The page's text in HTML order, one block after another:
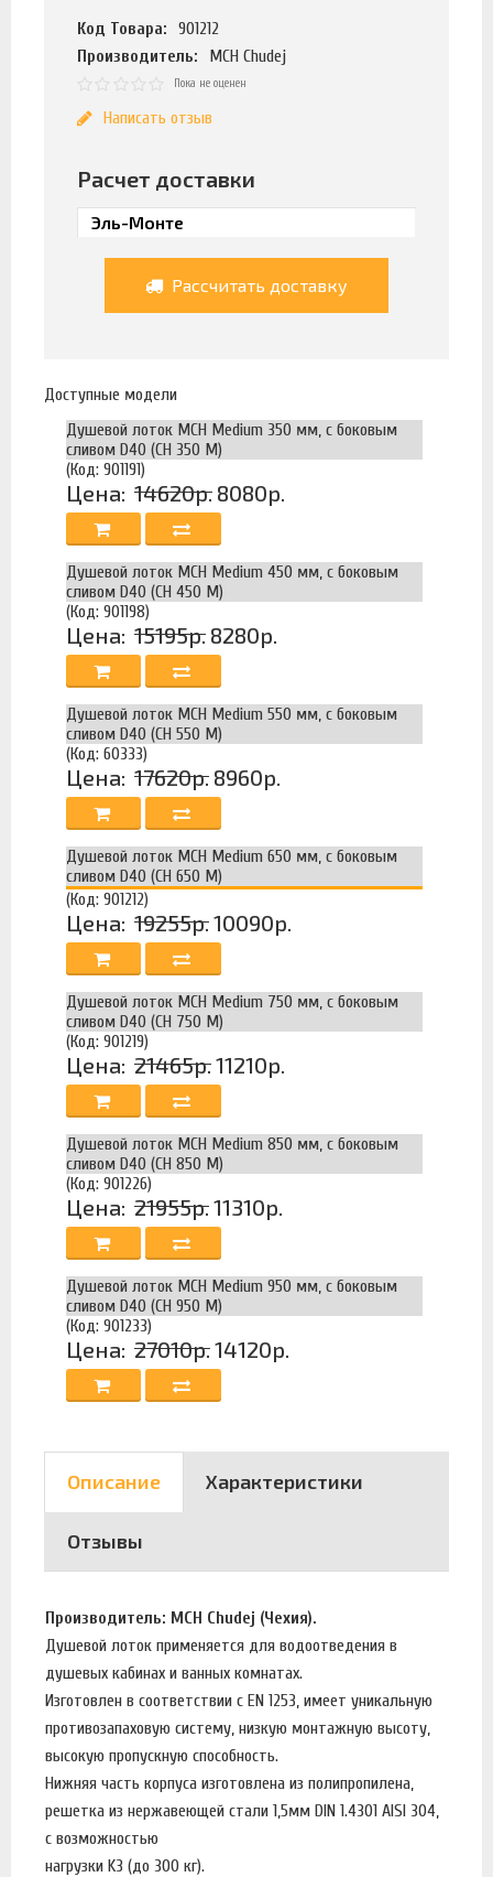
Код Товара:
901212
Производитель:
MCH Chudej
Пока не оценен
Написать отзыв
Расчет доставки
Рассчитать доставку
Доступные модели
Душевой лоток MCH Medium 350 мм, с боковым
сливом D40 (CH 350 M)
(Код: 901191)
Цена: 14620р. 8080р.
Душевой лоток MCH Medium 450 мм, с боковым
сливом D40 (CH 450 M)
(Код: 901198)
Цена: 15195р. 8280р.
Душевой лоток MCH Medium 550 мм, с боковым
сливом D40 (CH 550 M)
(Код: 60333)
Цена: 17620р. 8960р.
Душевой лоток MCH Medium 650 мм, с боковым
сливом D40 (CH 650 M)
(Код: 901212)
Цена: 19255р.10090р.
Душевой лоток MCH Medium 750 мм, с боковым
сливом D40 (CH 750 M)
(Код: 901219)
Цена: 21465р.11210р.
Душевой лоток MCH Medium 850 мм, с боковым
сливом D40 (CH 850 M)
(Код: 901226)
Цена: 21955р.11310р.
Душевой лоток MCH Medium 950 мм, с боковым
сливом D40 (CH 950 M)
(Код: 901233)
Цена: 27010р.14120р.
Описание Характеристики
Отзывы
Производитель: MCH Chudej (Чехия).
Душевой лоток применяется для водоотведения в
душевых кабинах и ванных комнатах.
Изготовлен в соответствии с EN 1253, имеет уникальную
противозапаховую систему, низкую монтажную высоту,
высокую пропускную способность.
Нижняя часть корпуса изготовлена из полипропилена,
решетка из нержавеющей стали 1,5мм DIN 1.4301 AISI 304,
с возможностью
нагрузки K3 (до 300 кг).